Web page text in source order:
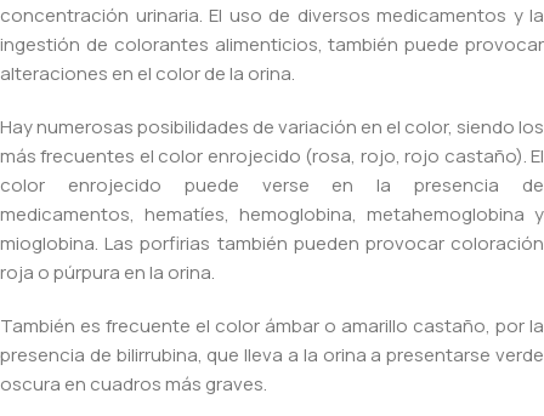
concentración urinaria. El uso de diversos medicamentos y la
ingestión de colorantes alimenticios, también puede provocar
alteraciones en el color de la orina.
Hay numerosas posibilidades de variación en el color, siendo los
más frecuentes el color enrojecido (rosa, rojo, rojo castaño). El
color enrojecido puede verse en la presencia de
medicamentos, hematíes, hemoglobina, metahemoglobina y
mioglobina. Las porfirias también pueden provocar coloración
roja o púrpura en la orina.
También es frecuente el color ámbar o amarillo castaño, por la
presencia de bilirrubina, que lleva a la orina a presentarse verde
oscura en cuadros más graves.